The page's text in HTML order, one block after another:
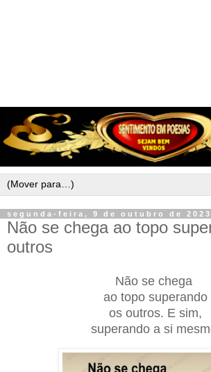
segunda-feira, 9 de outubro de 2023
Não se chega ao topo
outros
Não se chega
ao topo superando
os outros. E sim,
superando a si